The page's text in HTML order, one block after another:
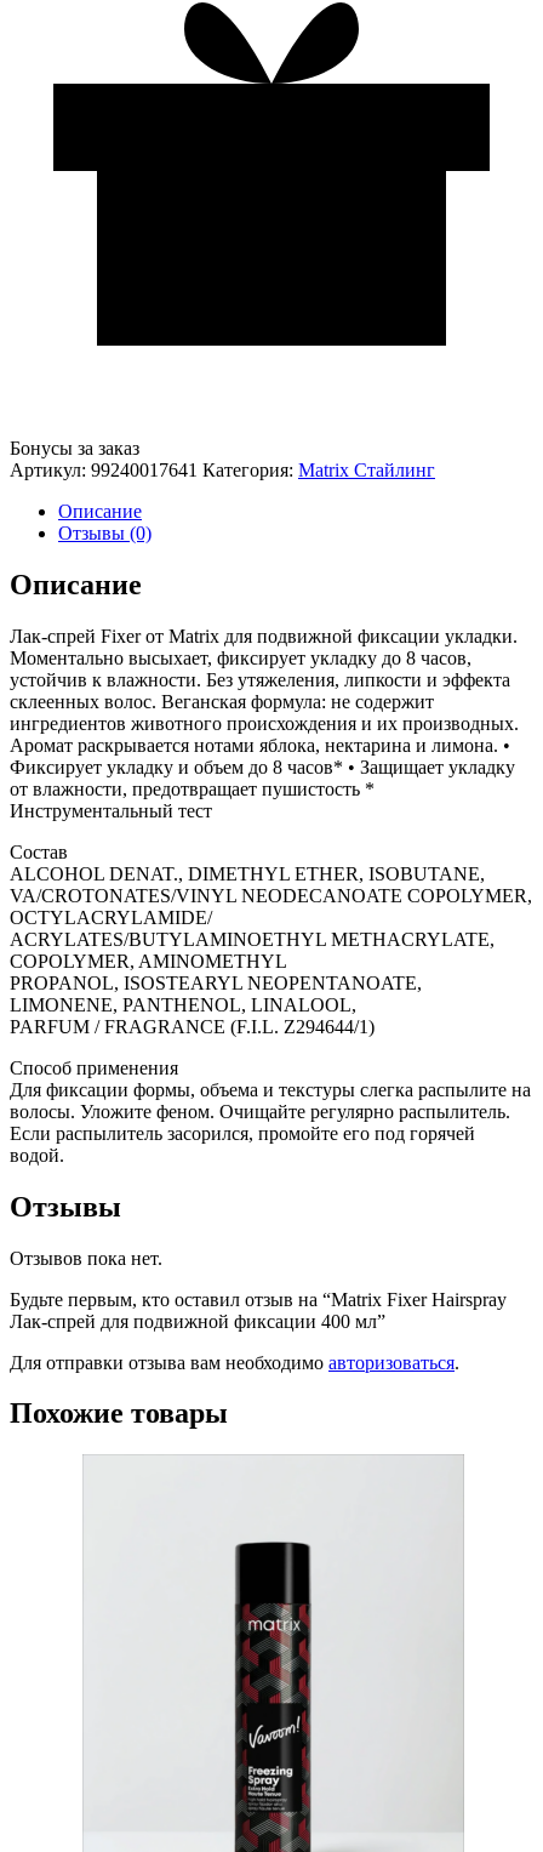
Бонусы за заказ
Артикул: 99240017641 Категория: Matrix Стайлинг
Описание
Отзывы (0)
Описание
Лак-спрей Fixer от Matrix для подвижной фиксации укладки.
Моментально высыхает, фиксирует укладку до 8 часов,
устойчив к влажности. Без утяжеления, липкости и эффекта
склеенных волос. Веганская формула: не содержит
ингредиентов животного происхождения и их производных.
Аромат раскрывается нотами яблока, нектарина и лимона. •
Фиксирует укладку и объем до 8 часов* • Защищает укладку
от влажности, предотвращает пушистость *
Инструментальный тест
Состав
ALCOHOL DENAT., DIMETHYL ETHER, ISOBUTANE,
VA/CROTONATES/VINYL NEODECANOATE COPOLYMER,
OCTYLACRYLAMIDE/
ACRYLATES/BUTYLAMINOETHYL METHACRYLATE,
COPOLYMER, AMINOMETHYL
PROPANOL, ISOSTEARYL NEOPENTANOATE,
LIMONENE, PANTHENOL, LINALOOL,
PARFUM / FRAGRANCE (F.I.L. Z294644/1)
Способ применения
Для фиксации формы, объема и текстуры слегка распылите на
волосы. Уложите феном. Очищайте регулярно распылитель.
Если распылитель засорился, промойте его под горячей
водой.
Отзывы
Отзывов пока нет.
Будьте первым, кто оставил отзыв на “Matrix Fixer Hairspray
Лак-спрей для подвижной фиксации 400 мл”
Для отправки отзыва вам необходимо авторизоваться.
Похожие товары